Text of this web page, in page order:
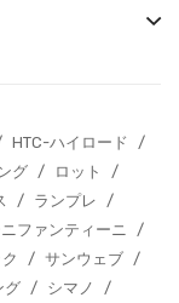
HTC-ハイロード
/
グ / ロット
/
/ ランプレ
/
ファンティーニ
/
/ サンウェブ /
グ / シマノ
/